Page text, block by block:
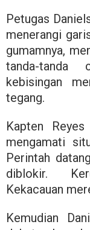
Petugas
menerangi
gumamnya,
tanda-tanda
kebisingan
tegang.
Kapten
mengamati
Perintah
diblokir.
Kekacauan
Kemudian